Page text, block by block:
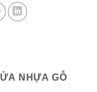
NHỰA GỖ